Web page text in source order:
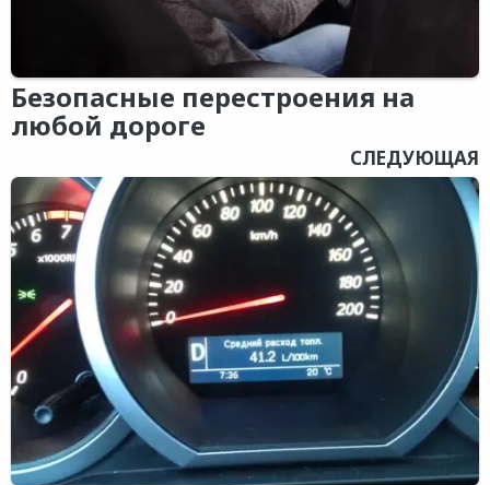
Безопасные перестроения на
любой дороге
СЛЕДУЮЩАЯ